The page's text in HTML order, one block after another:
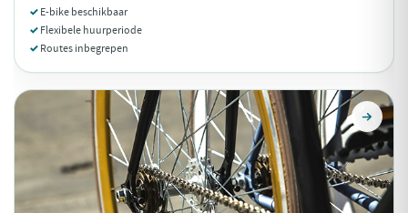
E-bike beschikbaar
Flexibele huurperiode
Routes inbegrepen